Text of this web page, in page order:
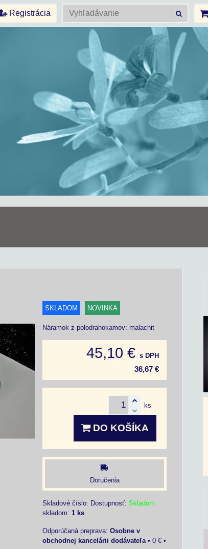
Registrácia
SKLADOM NOVINKA
Náramok z polodrahokamov: malachit
45,10 € s DPH
36,67 €
ks
DO KOŠÍKA
Doručenia
Skladové číslo: Dostupnosť: Skladom
skladom: 1 ks
Osobne v
obchodnej kancelárii dodávateľa • 0 € •